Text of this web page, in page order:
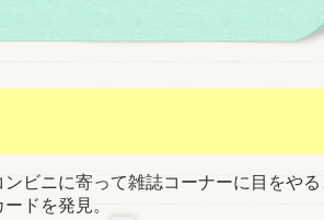
ンビニに寄って雑誌コーナーに目をや
ドを発見。